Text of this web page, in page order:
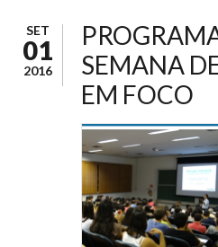
SET
01
2016
SEMANA
EM FOCO